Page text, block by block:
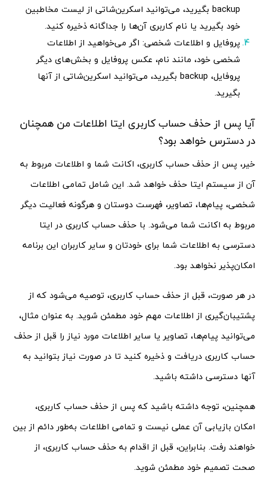
backup بگیرید، می‌توانید اسکرین‌شاتی از لیست مخاطبین
خود بگیرید یا نام کاربری آن‌ها را جداگانه ذخیره کنید.
پروفایل و اطلاعات شخصی: اگر می‌خواهید از اطلاعات
شخصی خود، مانند نام، عکس پروفایل و بخش‌های دیگر
پروفایل، backup بگیرید، می‌توانید اسکرین‌شاتی از آنها
بگیرید.
آیا پس از حذف حساب کاربری ایتا اطلاعات من همچنان
در دسترس خواهد بود؟
خیر، پس از حذف حساب کاربری، اکانت شما و اطلاعات مربوط به
آن از سیستم ایتا حذف خواهد شد. این شامل تمامی اطلاعات
شخصی، پیام‌ها، تصاویر، فهرست دوستان و هرگونه فعالیت دیگر
مربوط به اکانت شما می‌شود. با حذف حساب کاربری در ایتا
دسترسی به اطلاعات شما برای خودتان و سایر کاربران این برنامه
امکان‌پذیر نخواهد بود.
در هر صورت، قبل از حذف حساب کاربری، توصیه می‌شود که از
پشتیبان‌گیری از اطلاعات مهم خود مطمئن شوید. به عنوان مثال،
می‌توانید پیام‌ها، تصاویر یا سایر اطلاعات مورد نیاز را قبل از حذف
حساب کاربری دریافت و ذخیره کنید تا در صورت نیاز بتوانید به
آنها دسترسی داشته باشید.
همچنین، توجه داشته باشید که پس از حذف حساب کاربری،
امکان بازیابی آن عملی نیست و تمامی اطلاعات به‌طور دائم از بین
خواهند رفت. بنابراین، قبل از اقدام به حذف حساب کاربری، از
صحت تصمیم خود مطمئن شوید.